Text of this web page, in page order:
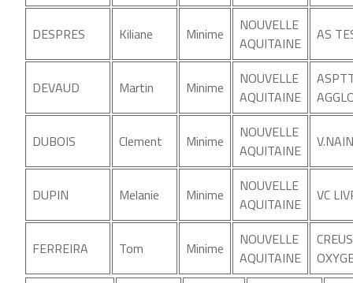
DESPRES Kiliane Minime
NOUVELLE
AQUITAINE
AS
DEVAUD Martin Minime
NOUVELLE
AQUITAINE
DUBOIS Clement Minime
NOUVELLE
AQUITAINE
DUPIN Melanie Minime
NOUVELLE
AQUITAINE
VC
FERREIRA Tom Minime
NOUVELLE
AQUITAINE